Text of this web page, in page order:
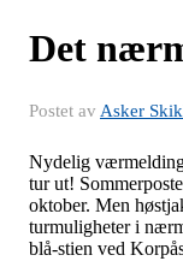
Det
Postet av Asker
Nydelig værmelding
tur ut!
oktober. Men
turmuligheter i
blå-stien ved